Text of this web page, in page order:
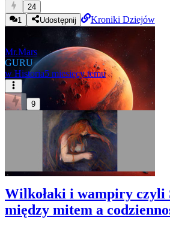
24
1
Udostępnij Kroniki Dziejów
Mr.Mars
GURU
w Historia5 miesięcy temu
9
Wilkołaki i wampiry czyli
między mitem a